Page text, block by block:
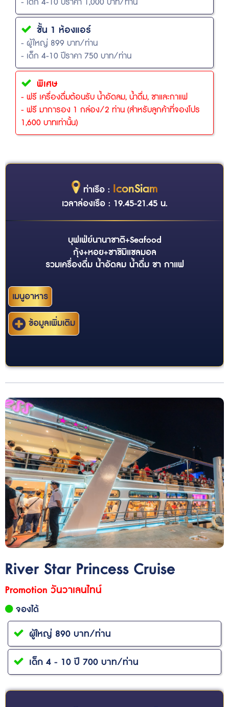
ชั้น 1 ห้องแอร์
- ผู้ใหญ่ 899 บาท/ท่าน
- เด็ก 4-10 ปีราคา 750 บาท/ท่าน
พิเศษ
- ฟรี เครื่องดื่มต้อนรับ น้ำอัดลม, น้ำดื่ม, ชาและกาแฟ
- ฟรี มาการอง 1 กล่อง/2 ท่าน (สำหรับลูกค้าที่จองโปร
1,600 บาทเท่านั้น)
ท่าเรือ : IconSiam
เวลาล่องเรือ : 19.45-21.45 น.
บุฟเฟ่ย์นานาชาติ+Seafood
กุ้ง+หอย+ซาชิมิแซลมอล
รวมเครื่องดื่ม น้ำอัดลม น้ำดื่ม ชา กาแฟ
เมนูอาหาร
ข้อมูลเพิ่มเติม
River Star Princess Cruise
Promotion วันวาเลนไทน์
จองได้
ผู้ใหญ่ 890 บาท/ท่าน
เด็ก 4 - 10 ปี 700 บาท/ท่าน